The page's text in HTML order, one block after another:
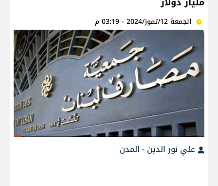
الجمعة 12/تموز/2024 - 03:19 م
علي نور الدين - المدن